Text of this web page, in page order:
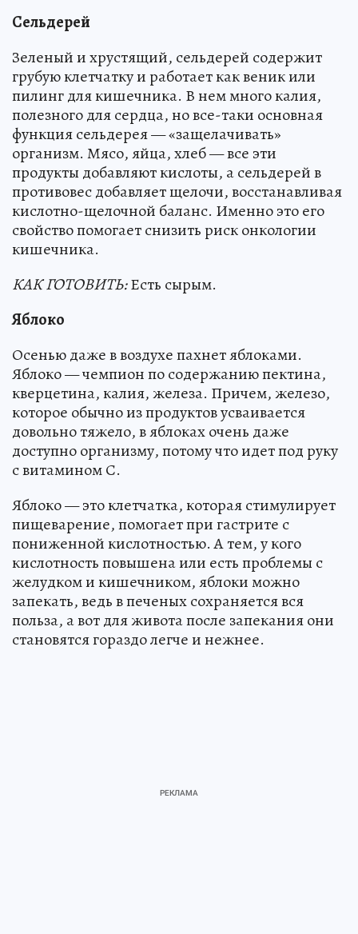
Сельдерей
Зеленый и хрустящий, сельдерей содержит
грубую клетчатку и работает как веник или
пилинг для кишечника. В нем много калия,
полезного для сердца, но все-таки основная
функция сельдерея — «защелачивать»
организм. Мясо, яйца, хлеб — все эти
продукты добавляют кислоты, а сельдерей в
противовес добавляет щелочи, восстанавливая
кислотно-щелочной баланс. Именно это его
свойство помогает снизить риск онкологии
кишечника.
КАК ГОТОВИТЬ:Есть сырым.
Яблоко
Осенью даже в воздухе пахнет яблоками.
Яблоко — чемпион по содержанию пектина,
кверцетина, калия, железа. Причем, железо,
которое обычно из продуктов усваивается
довольно тяжело, в яблоках очень даже
доступно организму, потому что идет под руку
с витамином С.
Яблоко — это клетчатка, которая стимулирует
пищеварение, помогает при гастрите с
пониженной кислотностью. А тем, у кого
кислотность повышена или есть проблемы с
желудком и кишечником, яблоки можно
запекать, ведь в печеных сохраняется вся
польза, а вот для живота после запекания они
становятся гораздо легче и нежнее.